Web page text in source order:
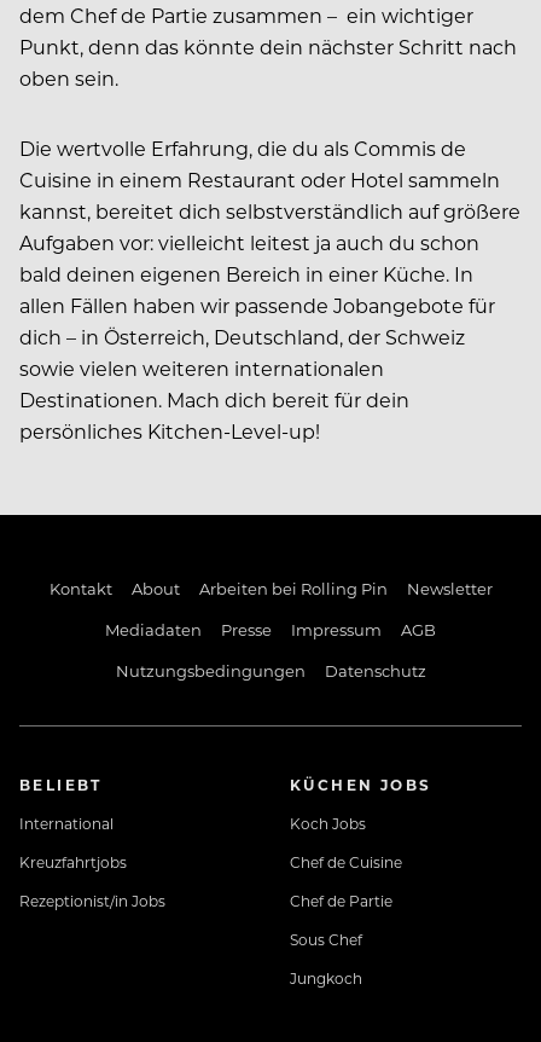
dem Chef de Partie zusammen – ein wichtiger
Punkt, denn das könnte dein nächster Schritt nach
oben sein.
Die wertvolle Erfahrung, die du als Commis de
Cuisine in einem Restaurant oder Hotel sammeln
kannst, bereitet dich selbstverständlich auf größere
Aufgaben vor: vielleicht leitest ja auch du schon
bald deinen eigenen Bereich in einer Küche. In
allen Fällen haben wir passende Jobangebote für
dich – in Österreich, Deutschland, der Schweiz
sowie vielen weiteren internationalen
Destinationen. Mach dich bereit für dein
persönliches Kitchen-Level-up!
Kontakt About Arbeiten bei Rolling Pin
Newsletter
Mediadaten
Presse Impressum
AGB
Nutzungsbedingungen
Datenschutz
BELIEBT
International
Kreuzfahrtjobs
Rezeptionist/in Jobs
KÜCHEN JOBS
Koch Jobs
Chef de Cuisine
Chef de Partie
Sous Chef
Jungkoch